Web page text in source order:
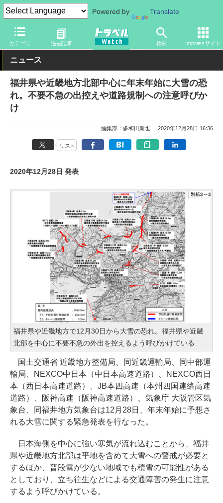
Powered by Translate
カテゴリ 過去記事 検索 Impressサイト
トラベル Watch 地域 国内旅行 近畿
ニュース
福井県や近畿地方北部中心に年末年始に大雪の恐
れ。不要不急の出控えや道路規制への注意呼びか
け
編集部：多和田新也 2020年12月28日 16:36
リスト
2020年12月28日 発表
福井県や近畿地方で12月30日から大雪の恐れ。福井県や近畿
北部を中心に不要不急の外出を控えるよう呼びかけている
国土交通省 近畿地方整備局、同近畿運輸局、同中部運
輸局、NEXCO中日本（中日本高速道路）、NEXCO西日
本（西日本高速道路）、JB本四高速（本州四国連絡高速
道路）、阪神高速（阪神高速道路）、気象庁 大阪管区気
象台、同福井地方気象台は12月28日、年末年始に予想さ
れる大雪に関する緊急発表を行なった。
日本海側を中心に強い寒気が流れ込むことから、福井
県や近畿地方北部は平地を含めて大雪への警戒が必要と
するほか、普段雪が少ない地域でも積雪の可能性がある
としており、立ち往生などによる交通障害の発生に注意
するよう呼びかけている。